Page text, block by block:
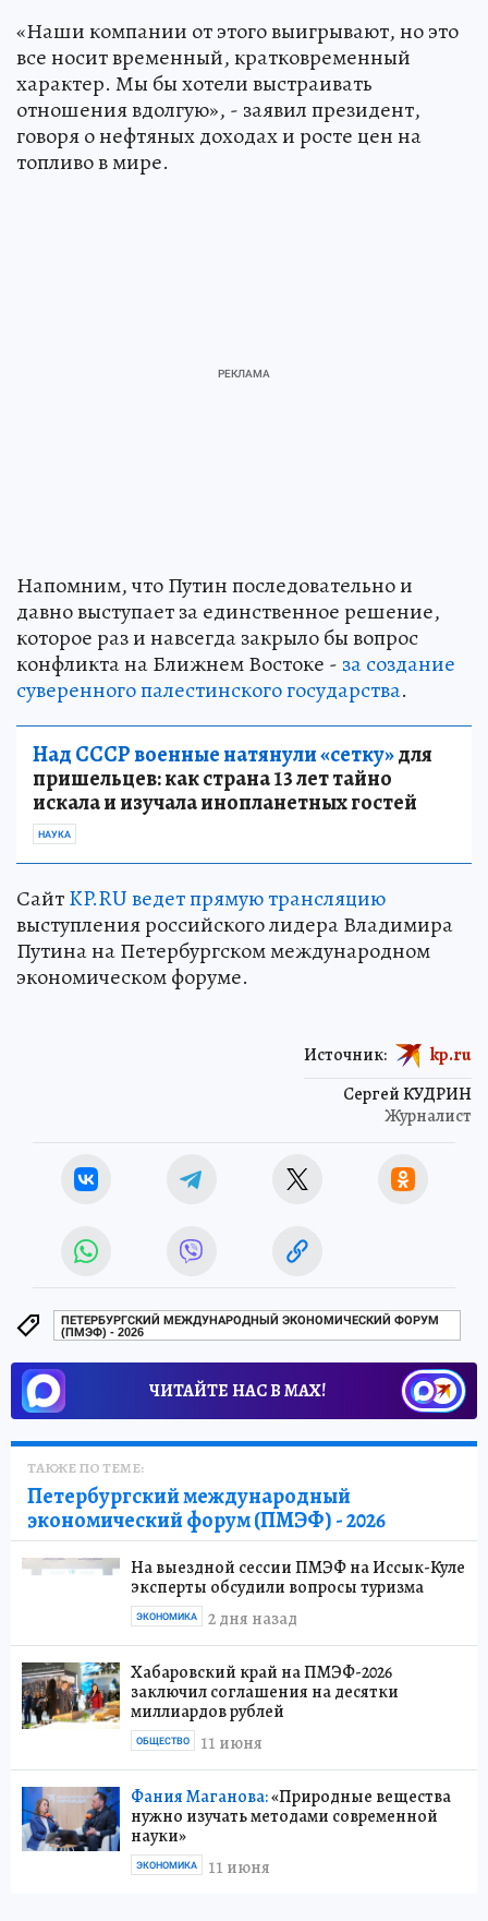
«Наши компании от этого выигрывают, но это
все носит временный, кратковременный
характер. Мы бы хотели выстраивать
отношения вдолгую», - заявил президент,
говоря о нефтяных доходах и росте цен на
топливо в мире.
Напомним, что Путин последовательно и
давно выступает за единственное решение,
которое раз и навсегда закрыло бы вопрос
конфликта на Ближнем Востоке - за создание
суверенного палестинского государства.
Над СССР военные натянули «сетку»для
пришельцев: как страна 13 лет тайно
искала и изучала инопланетных гостей
НАУКА
СайтKP.RU ведет прямую трансляцию
выступления российского лидера Владимира
Путина на Петербургском международном
экономическом форуме.
Сергей КУДРИН
Журналист
Источник: kp.ru
ПЕТЕРБУРГСКИЙ МЕЖДУНАРОДНЫЙ ЭКОНОМИЧЕСКИЙ ФОРУМ
(ПМЭФ) - 2026
ЧИТАЙТЕ НАС В МАХ!
ТАКЖЕ ПО ТЕМЕ:
Петербургский международный
экономический форум (ПМЭФ) - 2026
На выездной сессии ПМЭФ на Иссык-Куле
эксперты обсудили вопросы туризма
2 дня назад
ЭКОНОМИКА
Хабаровский край на ПМЭФ-2026
заключил соглашения на десятки
миллиардов рублей
11 июня
ОБЩЕСТВО
Фания Маганова:«Природные вещества
нужно изучать методами современной
науки»
11 июня
ЭКОНОМИКА